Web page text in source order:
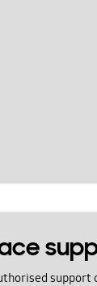
support